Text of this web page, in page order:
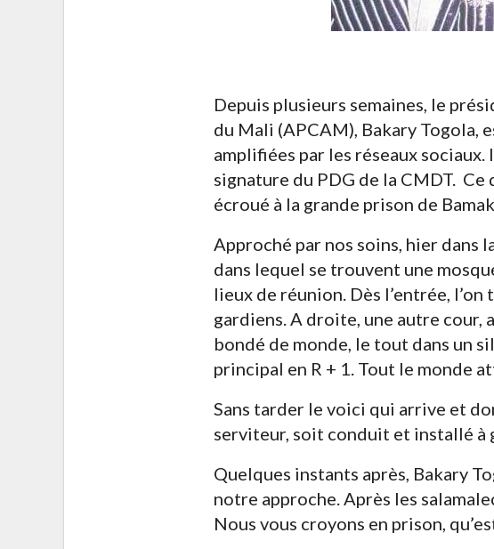
Depuis plusieurs semaines, le
du Mali (APCAM), Bakary Togola,
amplifiées par les réseaux
signature du PDG de la CMDT.
écroué à la grande prison de
Approché par nos soins, hier dans
dans lequel se trouvent une
lieux de réunion. Dès l’entrée,
gardiens. A droite, une autre cour,
bondé de monde, le tout dans un
principal en R + 1. Tout le monde
Sans tarder le voici qui arrive et
serviteur, soit conduit et installé à
Quelques instants après, Bakary
notre approche. Après les
Nous vous croyons en prison,